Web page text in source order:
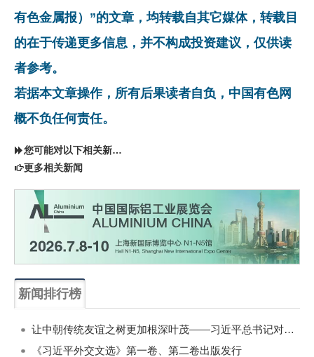
有色金属报）”的文章，均转载自其它媒体，转载目
的在于传递更多信息，并不构成投资建议，仅供读
者参考。
若据本文章操作，所有后果读者自负，中国有色网
概不负任何责任。
您可能对以下相关新闻同样感兴趣
更多相关新闻
新闻排行榜
让中朝传统友谊之树更加根深叶茂——习近平总书记对朝鲜进行国事访问纪实
《习近平外交文选》第一卷、第二卷出版发行